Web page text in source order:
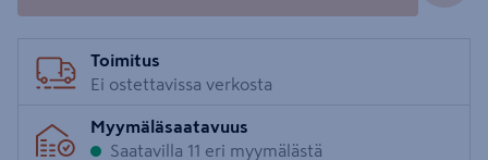
Toimitus
Ei ostettavissa verkosta
Myymäläsaatavuus
Saatavilla 11 eri myymälästä